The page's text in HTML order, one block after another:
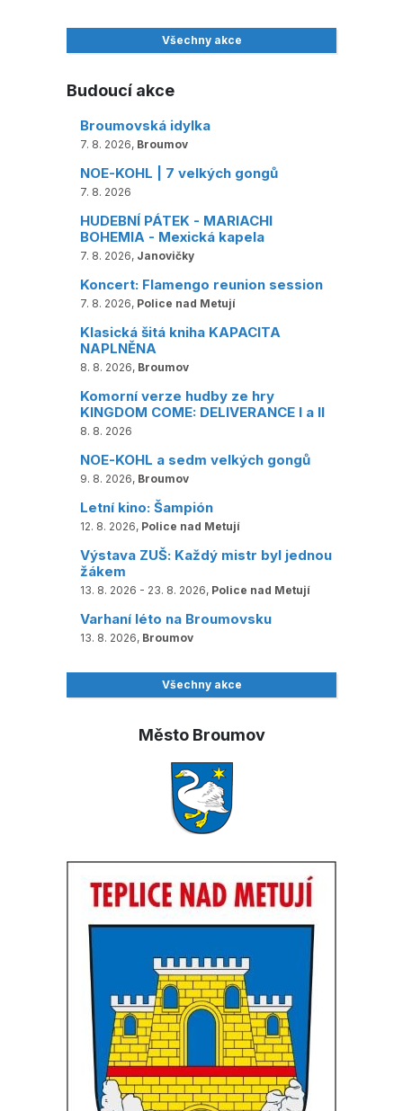
Všechny akce
Budoucí akce
Broumovská idylka
7. 8. 2026, Broumov
NOE-KOHL | 7 velkých gongů
7. 8. 2026
HUDEBNÍ PÁTEK - MARIACHI
BOHEMIA - Mexická kapela
7. 8. 2026, Janovičky
Koncert: Flamengo reunion session
7. 8. 2026, Police nad Metují
Klasická šitá kniha KAPACITA
NAPLNĚNA
8. 8. 2026, Broumov
Komorní verze hudby ze hry
KINGDOM COME: DELIVERANCE I a II
8. 8. 2026
NOE-KOHL a sedm velkých gongů
9. 8. 2026, Broumov
Letní kino: Šampión
12. 8. 2026, Police nad Metují
Výstava ZUŠ: Každý mistr byl jednou
žákem
13. 8. 2026 - 23. 8. 2026, Police nad Metují
Varhaní léto na Broumovsku
13. 8. 2026, Broumov
Všechny akce
Město Broumov